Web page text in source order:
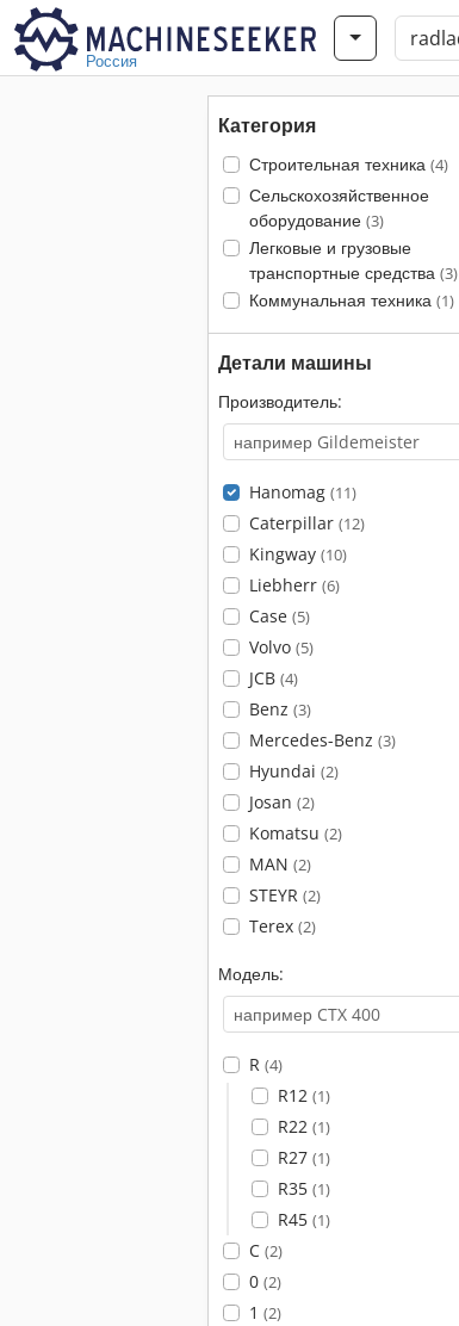
Россия
Категория
Строительная техника (4)
Сельскохозяйственное
оборудование (3)
Легковые и грузовые
транспортные средства (3)
Коммунальная техника (1)
Детали машины
Производитель:
Hanomag (11)
Caterpillar (12)
Kingway (10)
Liebherr (6)
Case (5)
Volvo (5)
JCB (4)
Benz (3)
Mercedes-Benz (3)
Hyundai (2)
Josan (2)
Komatsu (2)
MAN (2)
STEYR (2)
Terex (2)
Модель:
R (4)
R12 (1)
R22 (1)
R27 (1)
R35 (1)
R45 (1)
C (2)
0 (2)
1 (2)